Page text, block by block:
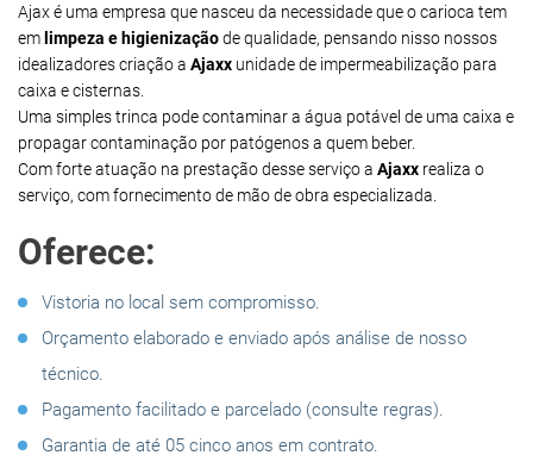
Ajax é uma empresa que nasceu da necessidade que o carioca tem
em limpeza e higienizaçãode qualidade, pensando nisso nossos
idealizadores criação a Ajaxx unidade de impermeabilização para
caixa e cisternas.
Uma simples trinca pode contaminar a água potável de uma caixa e
propagar contaminação por patógenos a quem beber.
Com forte atuação na prestação desse serviço a Ajaxx realiza o
serviço, com fornecimento de mão de obra especializada.
Oferece:
Vistoria no local sem compromisso.
Orçamento elaborado e enviado após análise de nosso
técnico.
Pagamento facilitado e parcelado (consulte regras).
Garantia de até 05 cinco anos em contrato.